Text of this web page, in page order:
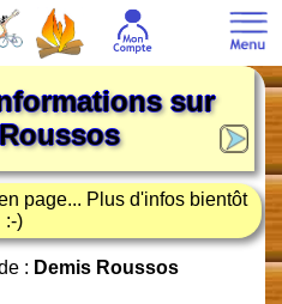
sur
page... Plus d'infos bientôt
:-)
: Demis Roussos